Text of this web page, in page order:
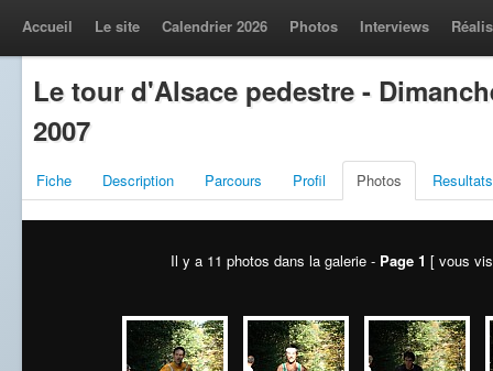
Accueil Le site Calendrier 2026 Photos Interviews
Le tour d'Alsace pedestre -
2007
Fiche Description Parcours Profil Photos Resultats
Il y a 11 photos dans la galerie - Page 1 [ vous